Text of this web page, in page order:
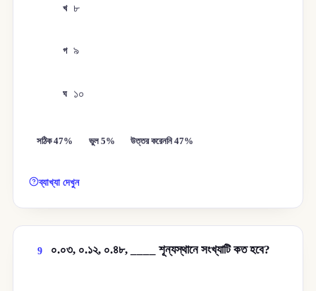
খ ৮
গ ৯
ঘ ১০
সঠিক 47% ভুল 5% উত্তর করেননি 47%
ব্যাখ্যা দেখুন
9 ০.০৩, ০.১২, ০.৪৮, ____ শূন্যস্থানে সংখ্যাটি কত হবে?